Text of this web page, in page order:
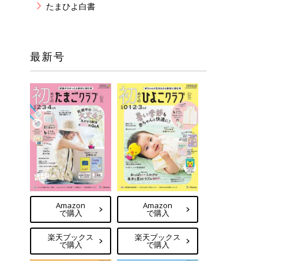
たまひよ白書
最新号
Amazon
で購入
楽天ブックス
で購入
Amazon
で購入
楽天ブックス
で購入